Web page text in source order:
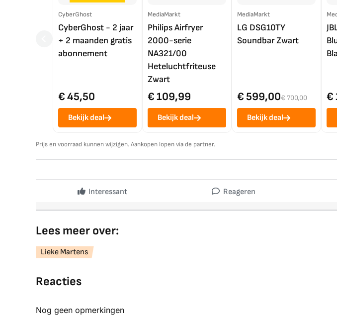
CyberGhost
CyberGhost - 2 jaar
+ 2 maanden gratis
abonnement
€ 45,50
Bekijk deal
MediaMarkt
Philips Airfryer
2000-serie
NA321/00
Heteluchtfriteuse
Zwart
€ 109,99
Bekijk deal
MediaMarkt
LG DSG10TY
Soundbar Zwart
€ 599,00€ 700,00
Bekijk deal
€
Prijs en voorraad kunnen wijzigen. Aankopen lopen via de partner.
Interessant Reageren
Lees meer over:
Lieke Martens
Reacties
Nog geen opmerkingen